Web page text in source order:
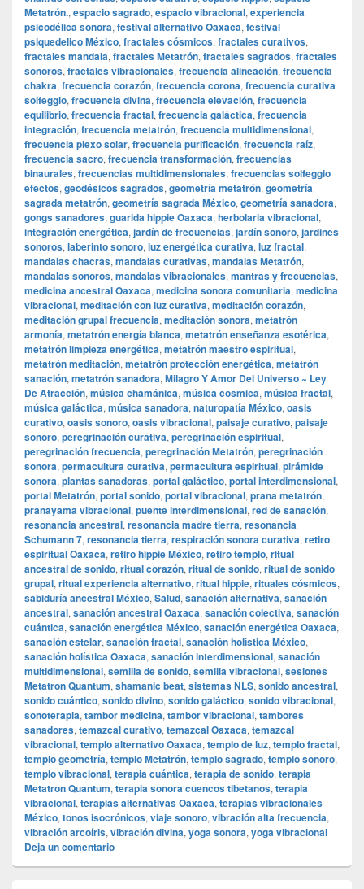
Metatrón., espacio sagrado, espacio vibracional, experiencia
psicodélica sonora, festival alternativo Oaxaca, festival
psiquedelico México, fractales cósmicos, fractales curativos,
fractales mandala, fractales Metatrón, fractales sagrados, fractales
sonoros, fractales vibracionales, frecuencia alineación, frecuencia
chakra, frecuencia corazón, frecuencia corona, frecuencia curativa
solfeggio, frecuencia divina, frecuencia elevación, frecuencia
equilibrio, frecuencia fractal, frecuencia galáctica, frecuencia
integración, frecuencia metatrón, frecuencia multidimensional,
frecuencia plexo solar, frecuencia purificación, frecuencia raíz,
frecuencia sacro, frecuencia transformación, frecuencias
binaurales, frecuencias multidimensionales, frecuencias solfeggio
efectos, geodésicos sagrados, geometría metatrón, geometría
sagrada metatrón, geometría sagrada México, geometría sanadora,
gongs sanadores, guarida hippie Oaxaca, herbolaria vibracional,
integración energética, jardín de frecuencias, jardín sonoro, jardines
sonoros, laberinto sonoro, luz energética curativa, luz fractal,
mandalas chacras, mandalas curativas, mandalas Metatrón,
mandalas sonoros, mandalas vibracionales, mantras y frecuencias,
medicina ancestral Oaxaca, medicina sonora comunitaria, medicina
vibracional, meditación con luz curativa, meditación corazón,
meditación grupal frecuencia, meditación sonora, metatrón
armonía, metatrón energía blanca, metatrón enseñanza esotérica,
metatrón limpieza energética, metatrón maestro espiritual,
metatrón meditación, metatrón protección energética, metatrón
sanación, metatrón sanadora, Milagro Y Amor Del Universo ~ Ley
De Atracción, música chamánica, música cosmica, música fractal,
música galáctica, música sanadora, naturopatía México, oasis
curativo, oasis sonoro, oasis vibracional, paisaje curativo, paisaje
sonoro, peregrinación curativa, peregrinación espiritual,
peregrinación frecuencia, peregrinación Metatrón, peregrinación
sonora, permacultura curativa, permacultura espiritual, pirámide
sonora, plantas sanadoras, portal galáctico, portal interdimensional,
portal Metatrón, portal sonido, portal vibracional, prana metatrón,
pranayama vibracional, puente interdimensional, red de sanación,
resonancia ancestral, resonancia madre tierra, resonancia
Schumann 7, resonancia tierra, respiración sonora curativa, retiro
espiritual Oaxaca, retiro hippie México, retiro templo, ritual
ancestral de sonido, ritual corazón, ritual de sonido, ritual de sonido
grupal, ritual experiencia alternativo, ritual hippie, rituales cósmicos,
sabiduría ancestral México, Salud, sanación alternativa, sanación
ancestral, sanación ancestral Oaxaca, sanación colectiva, sanación
cuántica, sanación energética México, sanación energética Oaxaca,
sanación estelar, sanación fractal, sanación holística México,
sanación holística Oaxaca, sanación interdimensional, sanación
multidimensional, semilla de sonido, semilla vibracional, sesiones
Metatron Quantum, shamanic beat, sistemas NLS, sonido ancestral,
sonido cuántico, sonido divino, sonido galáctico, sonido vibracional,
sonoterapia, tambor medicina, tambor vibracional, tambores
sanadores, temazcal curativo, temazcal Oaxaca, temazcal
vibracional, templo alternativo Oaxaca, templo de luz, templo fractal,
templo geometría, templo Metatrón, templo sagrado, templo sonoro,
templo vibracional, terapia cuántica, terapia de sonido, terapia
Metatron Quantum, terapia sonora cuencos tibetanos, terapia
vibracional, terapias alternativas Oaxaca, terapias vibracionales
México, tonos isocrónicos, viaje sonoro, vibración alta frecuencia,
vibración arcoíris, vibración divina, yoga sonora, yoga vibracional |
Deja un comentario